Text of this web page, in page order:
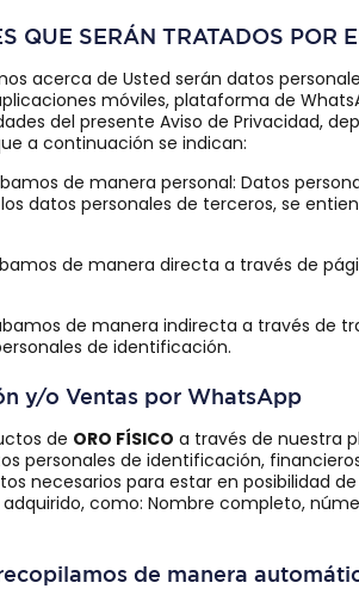
QUE SERÁN TRATADOS POR
acerca de Usted serán datos
móviles, plataforma de
del presente Aviso de Privacidad,
a continuación se indican:
de manera personal: Datos
datos personales de terceros, se
de manera directa a través de
de manera indirecta a través de
de identificación.
y/o Ventas por WhatsApp
de ORO FÍSICO a través de nuestra
personales de identificación,
necesarios para estar en posibilidad
como: Nombre completo,
de manera